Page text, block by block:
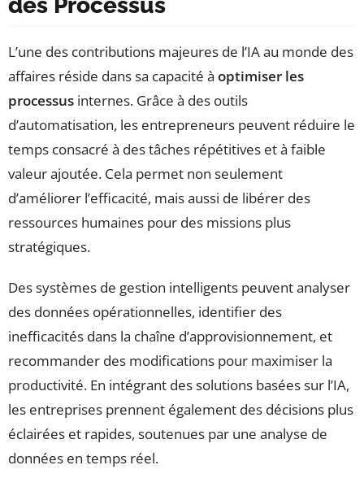
des Processus
L’une des contributions majeures de l’IA au monde des
affaires réside dans sa capacité à optimiser les
processus internes. Grâce à des outils
d’automatisation, les entrepreneurs peuvent réduire le
temps consacré à des tâches répétitives et à faible
valeur ajoutée. Cela permet non seulement
d’améliorer l’efficacité, mais aussi de libérer des
ressources humaines pour des missions plus
stratégiques.
Des systèmes de gestion intelligents peuvent analyser
des données opérationnelles, identifier des
inefficacités dans la chaîne d’approvisionnement, et
recommander des modifications pour maximiser la
productivité. En intégrant des solutions basées sur l’IA,
les entreprises prennent également des décisions plus
éclairées et rapides, soutenues par une analyse de
données en temps réel.